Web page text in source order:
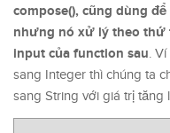
compose(), cũng dùng
nhưng nó xử lý theo thứ
input của function sau.
sang Integer thì chúng ta
sang String với giá trị tăng